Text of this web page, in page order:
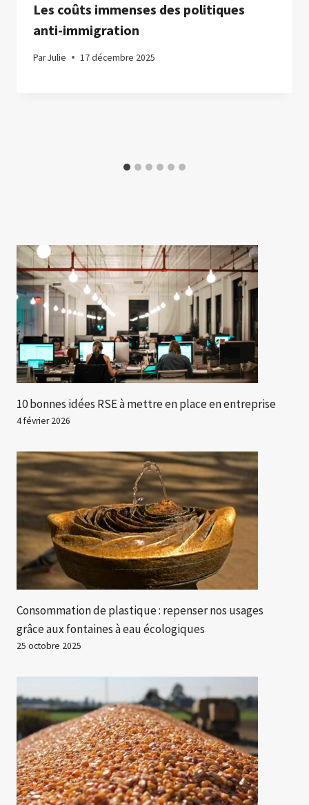
Les coûts immenses des politiques
anti-immigration
ParJulie 17 décembre 2025
10 bonnes idées RSE à mettre en place en entreprise
4 février 2026
Consommation de plastique : repenser nos usages
grâce aux fontaines à eau écologiques
25 octobre 2025